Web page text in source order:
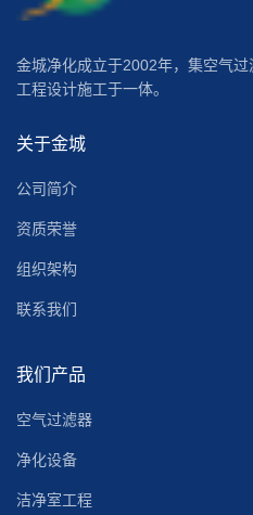
金城净化成立于2002年，集空气
工程设计施工于一体。
关于金城
公司简介
资质荣誉
组织架构
联系我们
我们产品
空气过滤器
净化设备
洁净室工程